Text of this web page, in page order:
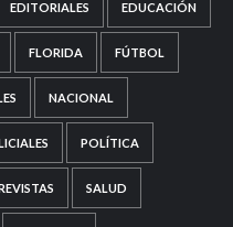
EDITORIALES EDUCACIÓN
FLORIDA FÚTBOL
NACIONAL
POLÍTICA
SALUD